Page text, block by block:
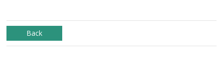
Back